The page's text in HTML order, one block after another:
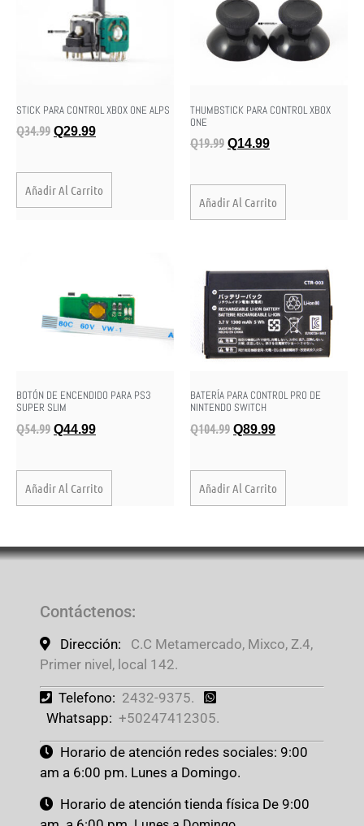
STICK PARA CONTROL XBOX ONE ALPS
Q34.99 Q29.99
Añadir Al Carrito
THUMBSTICK PARA CONTROL XBOX
ONE
Q19.99 Q14.99
Añadir Al Carrito
BOTÓN DE ENCENDIDO PARA PS3
SUPER SLIM
Q54.99 Q44.99
Añadir Al Carrito
BATERÍA PARA CONTROL PRO DE
NINTENDO SWITCH
Q104.99 Q89.99
Añadir Al Carrito
Contáctenos:
Dirección:
C.C Metamercado, Mixco, Z.4,
Primer nivel, local 142.
Telefono: 2432-9375.
Whatsapp: +50247412305.
Horario de atención redes sociales: 9:00
am a 6:00 pm. Lunes a Domingo.
Horario de atención tienda física De 9:00